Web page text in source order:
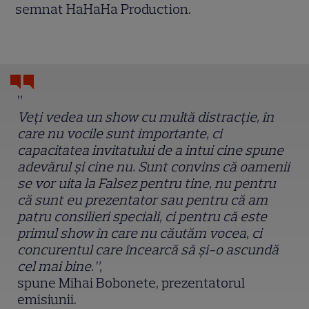
semnat HaHaHa Production.
”
Veți vedea un show cu multă distracție, în
care nu vocile sunt importante, ci
capacitatea invitatului de a intui cine spune
adevărul și cine nu. Sunt convins că oamenii
se vor uita la Falsez pentru tine, nu pentru
că sunt eu prezentator sau pentru că am
patru consilieri speciali, ci pentru că este
primul show în care nu căutăm vocea, ci
concurentul care încearcă să și-o ascundă
cel mai bine.”,
spune Mihai Bobonete, prezentatorul
emisiunii.